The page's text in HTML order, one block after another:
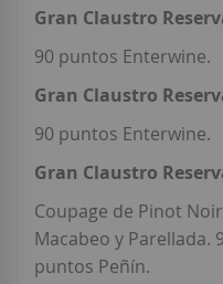
Gran Claustro
90 puntos Enterwine.
Gran Claustro
90 puntos Enterwine.
Gran Claustro
Coupage de Pinot
Macabeo y Parellada.
puntos Peñín.